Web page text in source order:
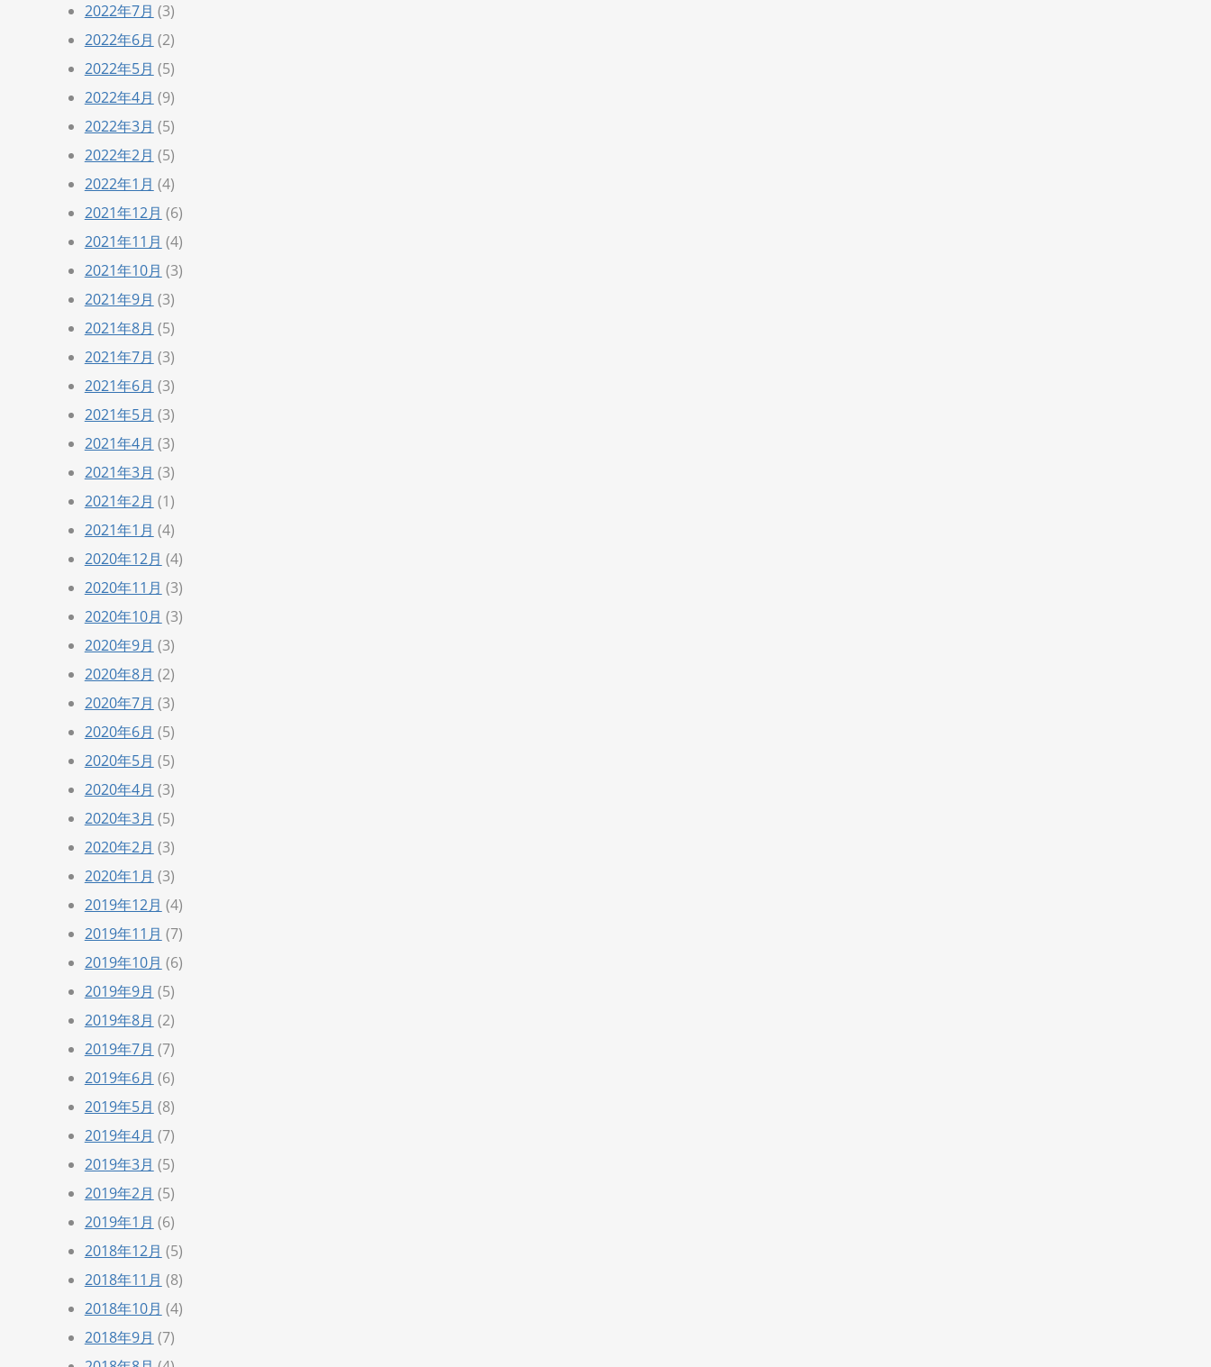
2022年7月 (3)
2022年6月 (2)
2022年5月 (5)
2022年4月 (9)
2022年3月 (5)
2022年2月 (5)
2022年1月 (4)
2021年12月 (6)
2021年11月 (4)
2021年10月 (3)
2021年9月 (3)
2021年8月 (5)
2021年7月 (3)
2021年6月 (3)
2021年5月 (3)
2021年4月 (3)
2021年3月 (3)
2021年2月 (1)
2021年1月 (4)
2020年12月 (4)
2020年11月 (3)
2020年10月 (3)
2020年9月 (3)
2020年8月 (2)
2020年7月 (3)
2020年6月 (5)
2020年5月 (5)
2020年4月 (3)
2020年3月 (5)
2020年2月 (3)
2020年1月 (3)
2019年12月 (4)
2019年11月 (7)
2019年10月 (6)
2019年9月 (5)
2019年8月 (2)
2019年7月 (7)
2019年6月 (6)
2019年5月 (8)
2019年4月 (7)
2019年3月 (5)
2019年2月 (5)
2019年1月 (6)
2018年12月 (5)
2018年11月 (8)
2018年10月 (4)
2018年9月 (7)